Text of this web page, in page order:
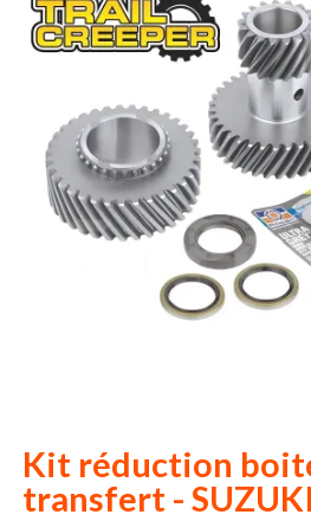
Kit réduction
transfert -